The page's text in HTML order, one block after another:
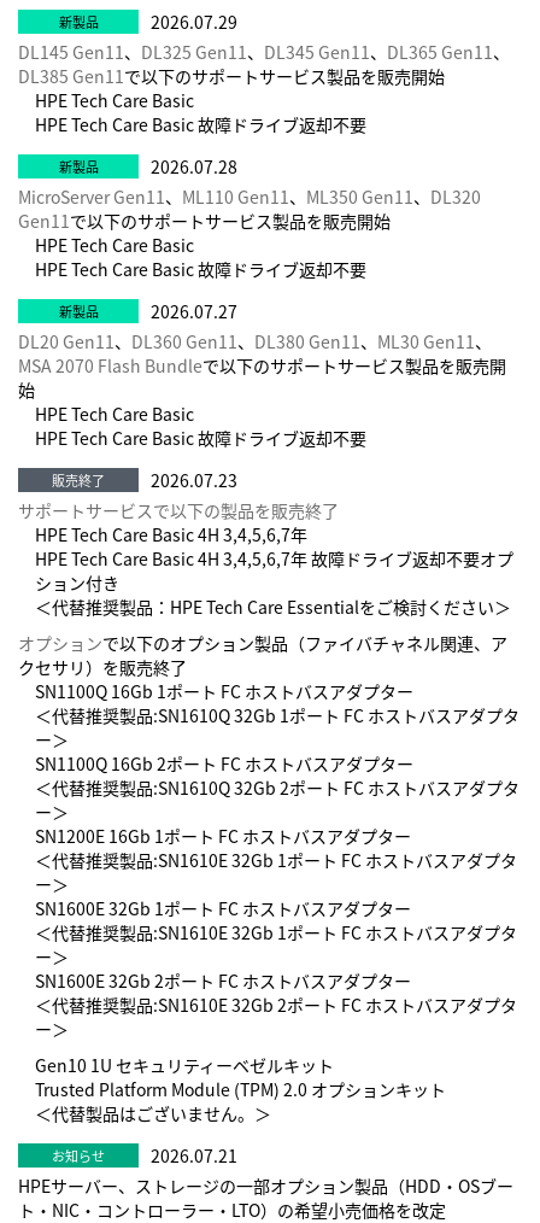
こんなメリットがあるなんて：5営業日の短納期 HPE
DirectPlus Online Store →
HPE DirectPlusで 宇宙を体験！？フルカスタマイズCTOサ
ーバー →
Windows Admin Centerの最新情報 →
Windows Server 2022がいよいよ登場しました — 重要ポイ
ントをご紹介します →
Red Hat Partner Awards を3年連続で受賞しました！
【連載 : 産業別ソリューション】まとめリンク集
【まとめ】HPE検証センターの若手エンジニア.log
オンプレミスかクラウドか、それとも? 十分な情報に基づい
てアプリケーションの実行場所を決定 →
その他の記事はこちら →
2026.07.29
DL145 Gen11 、 DL325 Gen11 、 DL345 Gen11 、 DL365 Gen11 、
DL385 Gen11 で以下のサポートサービス製品を販売開始
HPE Tech Care Basic
HPE Tech Care Basic 故障ドライブ返却不要
2026.07.28
MicroServer Gen11 、 ML110 Gen11 、 ML350 Gen11 、 DL320
Gen11 で以下のサポートサービス製品を販売開始
HPE Tech Care Basic
HPE Tech Care Basic 故障ドライブ返却不要
2026.07.27
DL20 Gen11 、 DL360 Gen11 、 DL380 Gen11 、 ML30 Gen11 、
MSA 2070 Flash Bundleで以下のサポートサービス製品を販売開
始
HPE Tech Care Basic
HPE Tech Care Basic 故障ドライブ返却不要
2026.07.23
サポートサービスで以下の製品を販売終了
HPE Tech Care Basic 4H 3,4,5,6,7年
HPE Tech Care Basic 4H 3,4,5,6,7年 故障ドライブ返却不要オプ
ション付き
＜代替推奨製品：HPE Tech Care Essentialをご検討ください＞
オプションで以下のオプション製品（ファイバチャネル関連、ア
クセサリ）を販売終了
SN1100Q 16Gb 1ポート FC ホストバスアダプター
＜代替推奨製品:SN1610Q 32Gb 1ポート FC ホストバスアダプタ
ー＞
SN1100Q 16Gb 2ポート FC ホストバスアダプター
＜代替推奨製品:SN1610Q 32Gb 2ポート FC ホストバスアダプタ
ー＞
SN1200E 16Gb 1ポート FC ホストバスアダプター
＜代替推奨製品:SN1610E 32Gb 1ポート FC ホストバスアダプタ
ー＞
SN1600E 32Gb 1ポート FC ホストバスアダプター
＜代替推奨製品:SN1610E 32Gb 1ポート FC ホストバスアダプタ
ー＞
SN1600E 32Gb 2ポート FC ホストバスアダプター
＜代替推奨製品:SN1610E 32Gb 2ポート FC ホストバスアダプタ
ー＞
Gen10 1U セキュリティーベゼルキット
Trusted Platform Module (TPM) 2.0 オプションキット
＜代替製品はございません。＞
2026.07.21
HPEサーバー、ストレージの一部オプション製品（HDD・OSブー
ト・NIC・コントローラー・LTO）の希望小売価格を改定